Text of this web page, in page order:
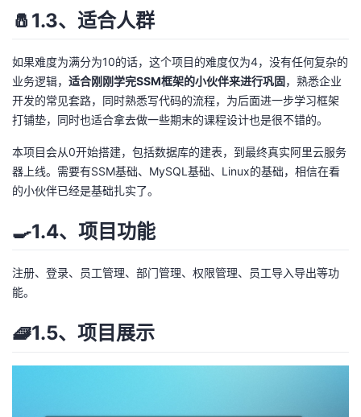
学
堂
我
的
课
程
我
的
认
我
的
我
持
我
的
技
术
支
我
的
云
声
🧂1.3、适合人群
如果难度为满分为10的话，这个项目的难度仅为4，没有任何复杂的
业务逻辑， 适合刚刚学完SSM框架的小伙伴来进行巩固，熟悉企业
开发的常见套路，同时熟悉写代码的流程，为后面进一步学习框架
打铺垫，同时也适合拿去做一些期末的课程设计也是很不错的。
本项目会从0开始搭建，包括数据库的建表，到最终真实阿里云服务
器上线。需要有SSM基础、MySQL基础、Linux的基础，相信在看
的小伙伴已经是基础扎实了。
🍳1.4、项目功能
注册、登录、员工管理、部门管理、权限管理、员工导入导出等功
能。
🧇1.5、项目展示